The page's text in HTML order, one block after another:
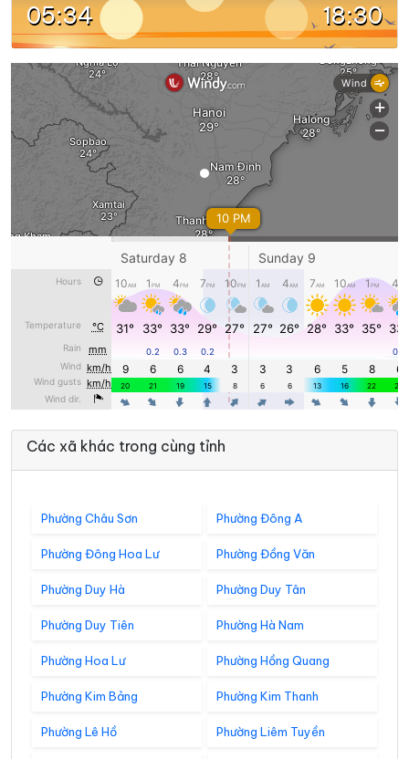
05:34 18:30
Các xã khác trong cùng tỉnh
Phường Châu Sơn Phường Đông A
Phường Đông Hoa Lư Phường Đồng Văn
Phường Duy Hà Phường Duy Tân
Phường Duy Tiên Phường Hà Nam
Phường Hoa Lư Phường Hồng Quang
Phường Kim Bảng Phường Kim Thanh
Phường Lê Hồ Phường Liêm Tuyền